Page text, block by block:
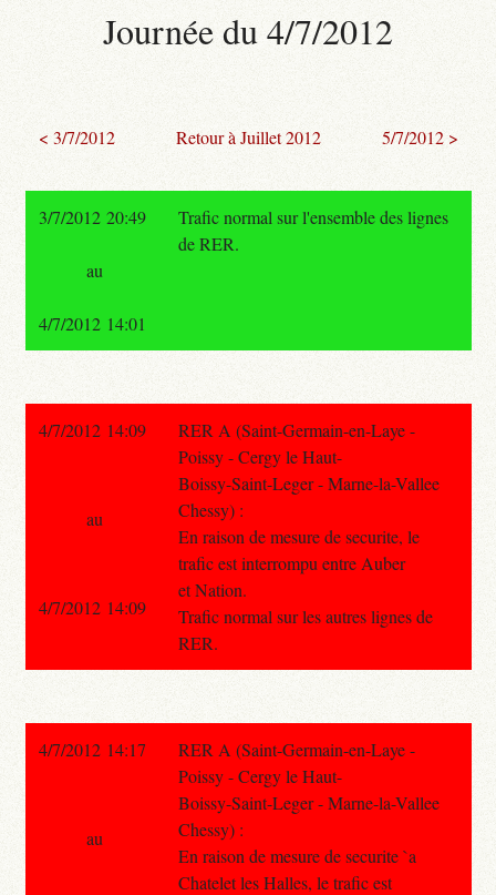
Journée du 4/7/2012
< 3/7/2012 Retour à Juillet 2012 5/7/2012 >
3/7/2012 20:49
Trafic normal sur l'ensemble des lignes
de RER.
au
4/7/2012 14:01
4/7/2012 14:09
RER A (Saint-Germain-en-Laye -
Poissy - Cergy le Haut-
Boissy-Saint-Leger - Marne-la-Vallee
Chessy) :
En raison de mesure de securite, le
trafic est interrompu entre Auber
et Nation.
Trafic normal sur les autres lignes de
RER.
au
4/7/2012 14:09
4/7/2012 14:17
RER A (Saint-Germain-en-Laye -
Poissy - Cergy le Haut-
Boissy-Saint-Leger - Marne-la-Vallee
Chessy) :
En raison de mesure de securite `a
Chatelet les Halles, le trafic est
au